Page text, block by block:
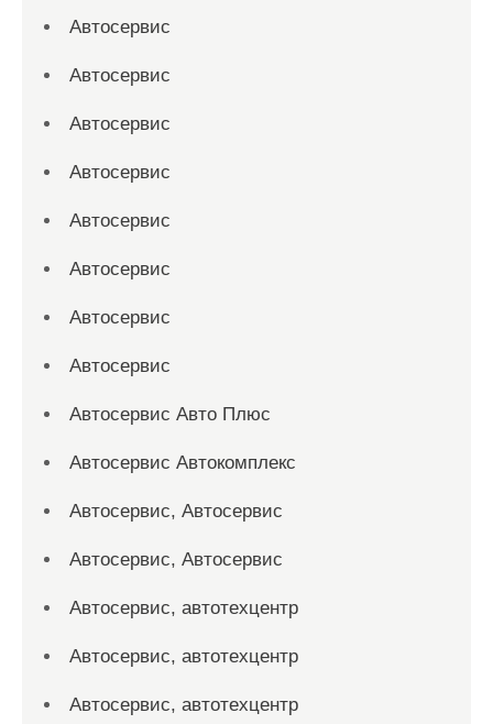
Автосервис
Автосервис
Автосервис
Автосервис
Автосервис
Автосервис
Автосервис
Автосервис
Автосервис Авто Плюс
Автосервис Автокомплекс
Автосервис, Автосервис
Автосервис, Автосервис
Автосервис, автотехцентр
Автосервис, автотехцентр
Автосервис, автотехцентр